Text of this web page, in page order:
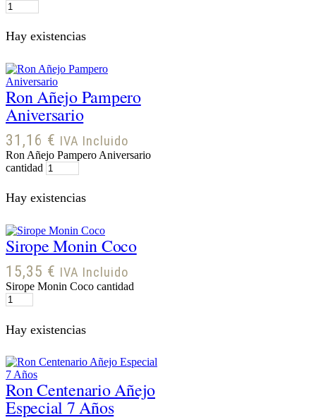
Hay existencias
Ron Añejo Pampero
Aniversario
31,16 € IVA Incluido
Ron Añejo Pampero Aniversario
cantidad
Hay existencias
Sirope Monin Coco
15,35 € IVA Incluido
Sirope Monin Coco cantidad
Hay existencias
Ron Centenario Añejo
Especial 7 Años